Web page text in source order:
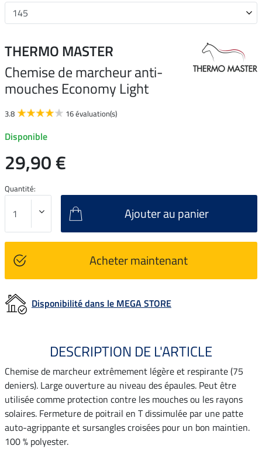
THERMO MASTER
Chemise de marcheur anti-
mouches Economy Light
3.8 16 évaluation(s)
Disponible
29,90 €
Quantité:
Ajouter au panier
Acheter maintenant
Disponibilité dans le MEGA STORE
DESCRIPTION DE L'ARTICLE
Chemise de marcheur extrêmement légère et respirante (75
deniers). Large ouverture au niveau des épaules. Peut être
utilisée comme protection contre les mouches ou les rayons
solaires. Fermeture de poitrail en T dissimulée par une patte
auto-agrippante et sursangles croisées pour un bon maintien.
100 % polyester.